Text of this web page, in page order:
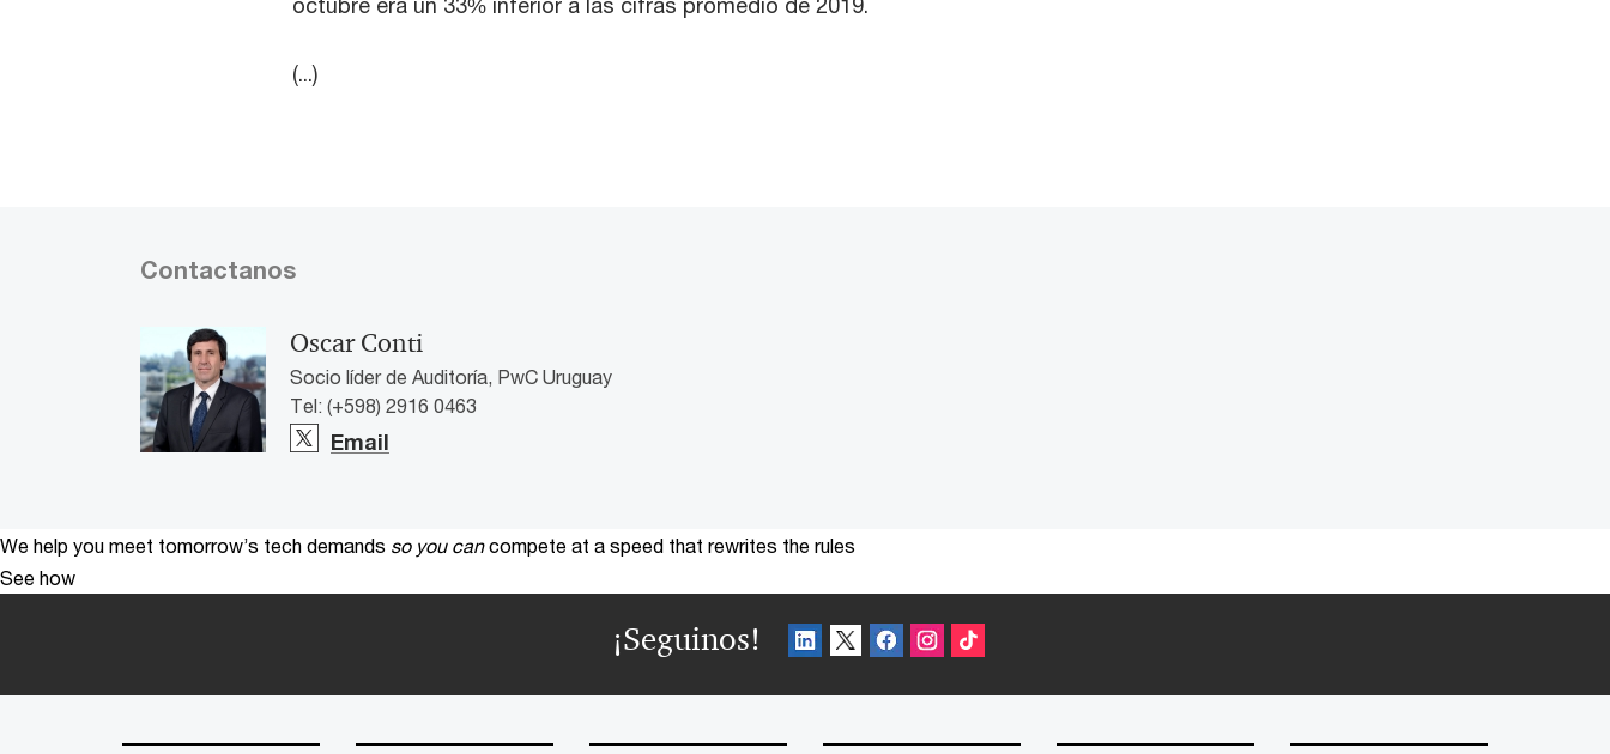
(...)
Contactanos
Oscar Conti
Socio líder de Auditoría, PwC Uruguay
Tel: (+598) 2916 0463
Email
We help you meet tomorrow’s tech demands so you can compete at a speed that rewrites the rules
See how
¡Seguinos!